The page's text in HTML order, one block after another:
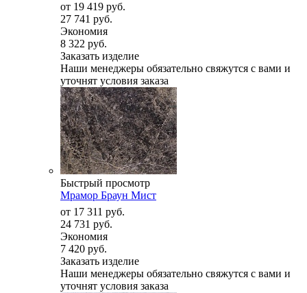
от 19 419 руб.
27 741 руб.
Экономия
8 322 руб.
Заказать изделие
Наши менеджеры обязательно свяжутся с вами и
уточнят условия заказа
Быстрый просмотр
Мрамор Браун Мист
от 17 311 руб.
24 731 руб.
Экономия
7 420 руб.
Заказать изделие
Наши менеджеры обязательно свяжутся с вами и
уточнят условия заказа